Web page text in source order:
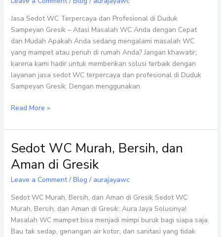
Jasa Sedot WC Terpercaya dan Profesional di Duduk
Sampeyan Gresik – Atasi Masalah WC Anda dengan Cepat
dan Mudah Apakah Anda sedang mengalami masalah WC
yang mampet atau penuh di rumah Anda? Jangan khawatir,
karena kami hadir untuk memberikan solusi terbaik dengan
layanan jasa sedot WC terpercaya dan profesional di Duduk
Sampeyan Gresik. Dengan menggunakan
Gresik
Atasi
WC
Anda
dengan
Read More »
Sedot WC Murah, Bersih, dan
Aman di Gresik
Leave a Comment / Blog / aurajayawc
Sedot WC Murah, Bersih, dan Aman di Gresik Sedot WC
Murah, Bersih, dan Aman di Gresik: Aura Jaya Solusinya!
Masalah WC mampet bisa menjadi mimpi buruk bagi siapa saja.
Bau tak sedap, genangan air kotor, dan sanitasi yang tidak
Sedot
Murah,
Bersih,
Aman
di
Gresik